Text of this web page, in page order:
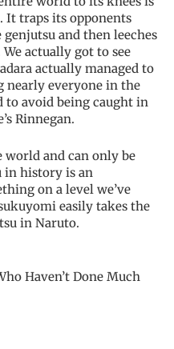
traps its opponents
and then leeches
actually got to see
actually managed to
nearly everyone in the
to avoid being caught in
Rinnegan.
and can only be
in history is an
on a level we’ve
easily takes the
in Naruto.
Haven’t Done Much